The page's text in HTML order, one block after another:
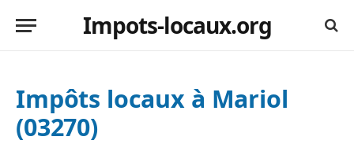
Impots-locaux.org
Impôts locaux à Mariol
(03270)